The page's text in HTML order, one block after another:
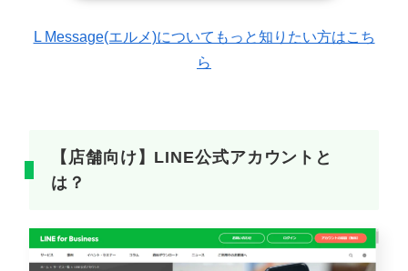
L Message(エルメ)についてもっと知りたい方はこち
ら
【店舗向け】LINE公式アカウントと
は？